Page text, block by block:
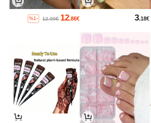
3.18€
12.86€
12.99€
%1-